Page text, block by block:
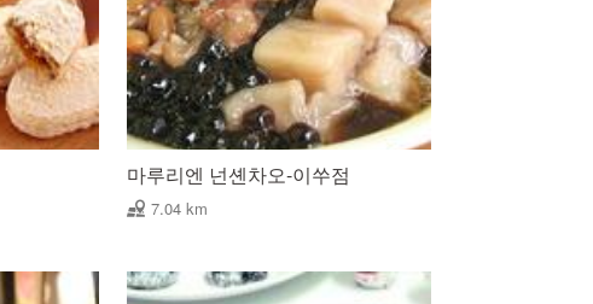
마루리엔 넌셴차오-이쑤점
7.04 km